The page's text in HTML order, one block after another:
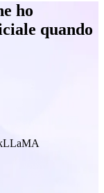
ho
quando
LLaMA